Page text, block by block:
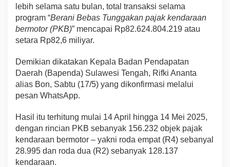
lebih selama satu bulan, total transaksi selama
program “Berani Bebas Tunggakan pajak kendaraan
bermotor (PKB)” mencapai Rp82.624.804.219 atau
setara Rp82,6 miliyar.
Demikian dikatakan Kepala Badan Pendapatan
Daerah (Bapenda) Sulawesi Tengah, Rifki Ananta
alias Bon, Sabtu (17/5) yang dikonfirmasi melalui
pesan WhatsApp.
Hasil itu terhitung mulai 14 April hingga 14 Mei 2025,
dengan rincian PKB sebanyak 156.232 objek pajak
kendaraan bermotor – yakni roda empat (R4) sebanyal
28.995 dan roda dua (R2) sebanyak 128.137
kendaraan.